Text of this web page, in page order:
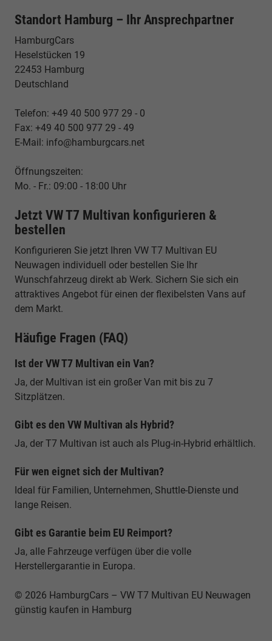
Standort Hamburg – Ihr Ansprechpartner
HamburgCars
Heselstücken 19
22453 Hamburg
Deutschland
Telefon: +49 40 500 977 29 - 0
Fax: +49 40 500 977 29 - 49
E-Mail: info@hamburgcars.net
Öffnungszeiten:
Mo. - Fr.: 09:00 - 18:00 Uhr
Jetzt VW T7 Multivan konfigurieren &
bestellen
Konfigurieren Sie jetzt Ihren VW T7 Multivan EU
Neuwagen individuell oder bestellen Sie Ihr
Wunschfahrzeug direkt ab Werk. Sichern Sie sich ein
attraktives Angebot für einen der flexibelsten Vans auf
dem Markt.
Häufige Fragen (FAQ)
Ist der VW T7 Multivan ein Van?
Ja, der Multivan ist ein großer Van mit bis zu 7
Sitzplätzen.
Gibt es den VW Multivan als Hybrid?
Ja, der T7 Multivan ist auch als Plug-in-Hybrid erhältlich.
Für wen eignet sich der Multivan?
Ideal für Familien, Unternehmen, Shuttle-Dienste und
lange Reisen.
Gibt es Garantie beim EU Reimport?
Ja, alle Fahrzeuge verfügen über die volle
Herstellergarantie in Europa.
© 2026 HamburgCars – VW T7 Multivan EU Neuwagen
günstig kaufen in Hamburg